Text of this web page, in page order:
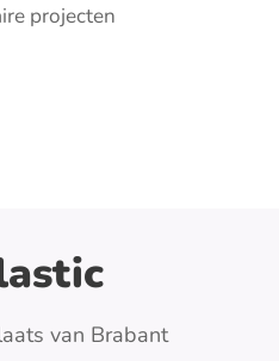
projecten
van Brabant